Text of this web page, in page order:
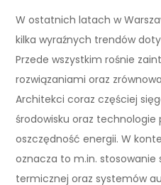
W ostatnich latach w
kilka wyraźnych trendów
Przede wszystkim rośnie
rozwiązaniami oraz
Architekci coraz częściej
środowisku oraz technologie
oszczędność energii. W
oznacza to m.in. stosowanie
termicznej oraz systemów